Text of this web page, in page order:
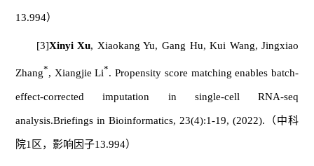
13.994）
[3]Xinyi Xu, Xiaokang Yu, Gang Hu, Kui Wang, Jingxiao
Zhang*, Xiangjie Li*. Propensity score matching enables batch-
effect-corrected imputation in single-cell RNA-seq
analysis.Briefings in Bioinformatics, 23(4):1-19, (2022).（中科
院1区，影响因子13.994）